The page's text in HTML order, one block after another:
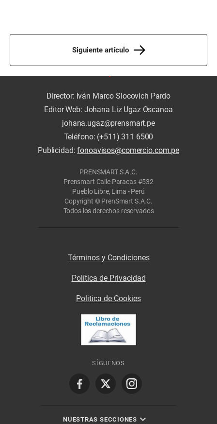
Siguiente artículo
Director: Iván Marco Slocovich Pardo
Editor Web: Johana Liz Ugaz Oscanoa
johana.ugaz@prensmart.pe
Teléfono: (+511) 311 6500
Publicidad:fonoavisos@comercio.com.pe
PRENSMART S.A.C.
Prensmart Calle Paracas #532
Pueblo Libre, Lima - Perú
Copyright © PrenSmart S.A.C.
Todos los derechos reservados
Términos y Condiciones
Política de Privacidad
Politica de Cookies
SÍGUENOS
NUESTRAS SECCIONES